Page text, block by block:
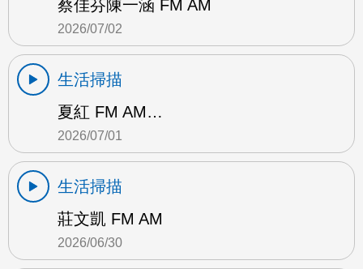
蔡佳芬陳一涵 FM AM
2026/07/02
生活掃描
夏紅 FM AM…
2026/07/01
生活掃描
莊文凱 FM AM
2026/06/30